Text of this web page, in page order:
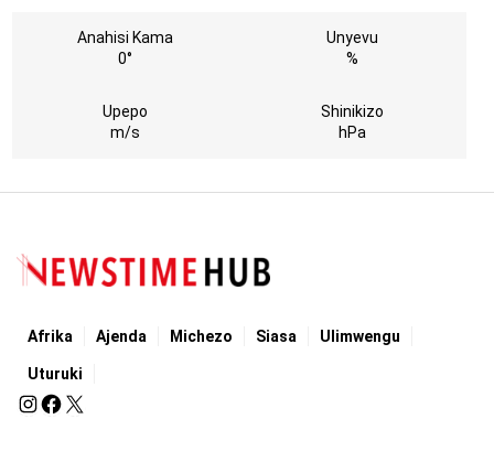
Anahisi Kama
0°
Unyevu
%
Upepo
m/s
Shinikizo
hPa
Afrika Ajenda Michezo Siasa Ulimwengu
Uturuki